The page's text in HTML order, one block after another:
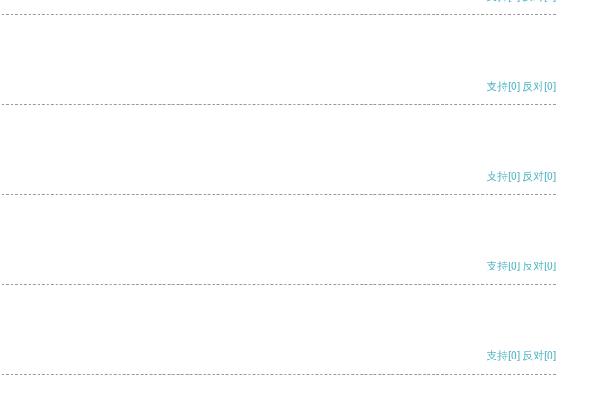
支持[0] 反对[0]
支持[0] 反对[0]
支持[0] 反对[0]
支持[0] 反对[0]